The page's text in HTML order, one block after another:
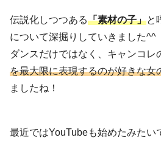
伝説化しつつある「素材の子」と
について深掘りしていきました^^
ダンスだけではなく、キャンコレ
を最大限に表現するのが好きな女
ましたね！
最近ではYouTubeも始めたみたい